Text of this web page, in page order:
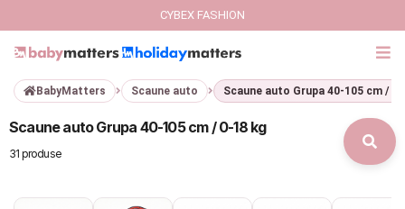
GIFT CARD
CYBEX FASHION
BabyMatters Scaune auto Scaune auto Grupa 40-105 cm / 0-
Scaune auto Grupa 40-105 cm / 0-18 kg
31 produse